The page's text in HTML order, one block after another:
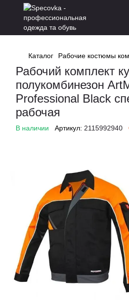
Каталог Рабочие костюмы
Рабочий комплект
полукомбинезон
Professional Black
рабочая
В наличии Артикул: 2115992940